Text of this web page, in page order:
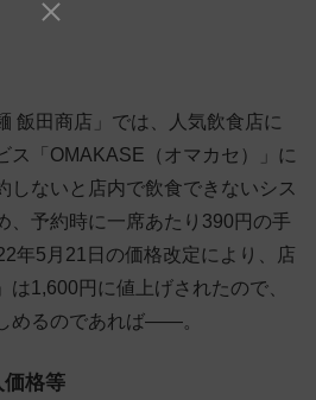
飯田商店」では、人気飲食店に
ス「OMAKASE（オマカセ）」に
しないと店内で飲食できないシス
、予約時に一席あたり390円の手
年5月21日の価格改定により、店
は1,600円に値上げされたので、
めるのであれば——。
格等